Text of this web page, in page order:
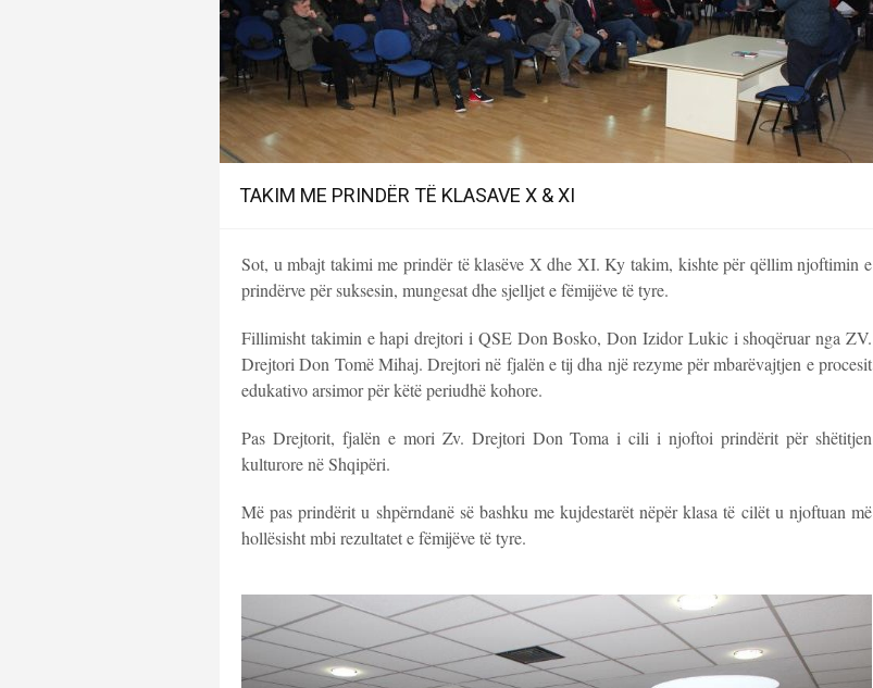
TAKIM ME PRINDËR TË KLASAVE X & XI
Sot, u mbajt takimi me prindër të klasëve X dhe XI. Ky takim, kishte për qëllim njoftimin e
prindërve për suksesin, mungesat dhe sjelljet e fëmijëve të tyre.
Fillimisht takimin e hapi drejtori i QSE Don Bosko, Don Izidor Lukic i shoqëruar nga ZV.
Drejtori Don Tomë Mihaj. Drejtori në fjalën e tij dha një rezyme për mbarëvajtjen e procesit
edukativo arsimor për këtë periudhë kohore.
Pas Drejtorit, fjalën e mori Zv. Drejtori Don Toma i cili i njoftoi prindërit për shëtitjen
kulturore në Shqipëri.
Më pas prindërit u shpërndanë së bashku me kujdestarët nëpër klasa të cilët u njoftuan më
hollësisht mbi rezultatet e fëmijëve të tyre.